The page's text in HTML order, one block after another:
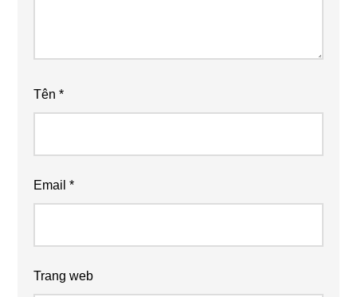
Tên*
Email*
Trang web